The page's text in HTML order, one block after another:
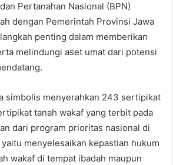
Pertanahan Nasional (BPN)
dengan Pemerintah Provinsi Jawa
penting dalam memberikan
melindungi aset umat dari potensi
simbolis menyerahkan 243 sertipikat
tanah wakaf yang terbit pada
dari program prioritas nasional di
menyelesaikan kepastian hukum
wakaf di tempat ibadah maupun